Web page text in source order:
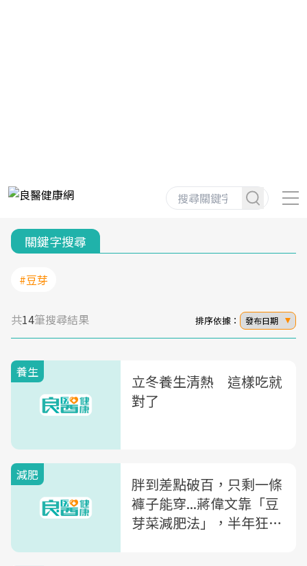
關鍵字搜尋
#豆芽
共14筆搜尋結果 排序依據： 發布日期
養生
立冬養生清熱 這樣吃就
對了
減肥
胖到差點破百，只剩一條
褲子能穿...蔣偉文靠「豆
芽菜減肥法」，半年狂甩